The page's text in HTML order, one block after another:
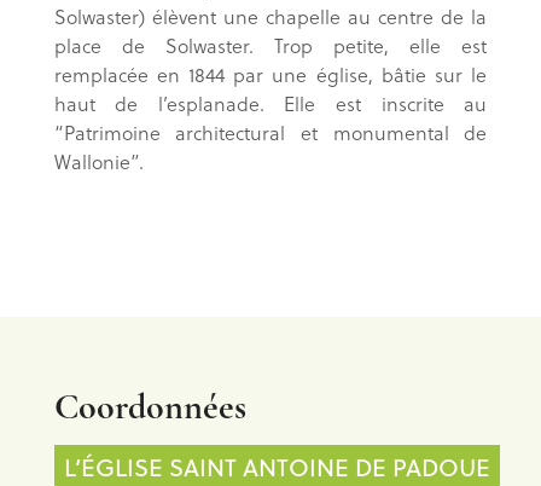
Solwaster) élèvent une chapelle au centre de la
place de Solwaster. Trop petite, elle est
remplacée en 1844 par une église, bâtie sur le
haut de l’esplanade. Elle est inscrite au
“Patrimoine architectural et monumental de
Wallonie”.
Coordonnées
L’ÉGLISE SAINT ANTOINE DE PADOUE